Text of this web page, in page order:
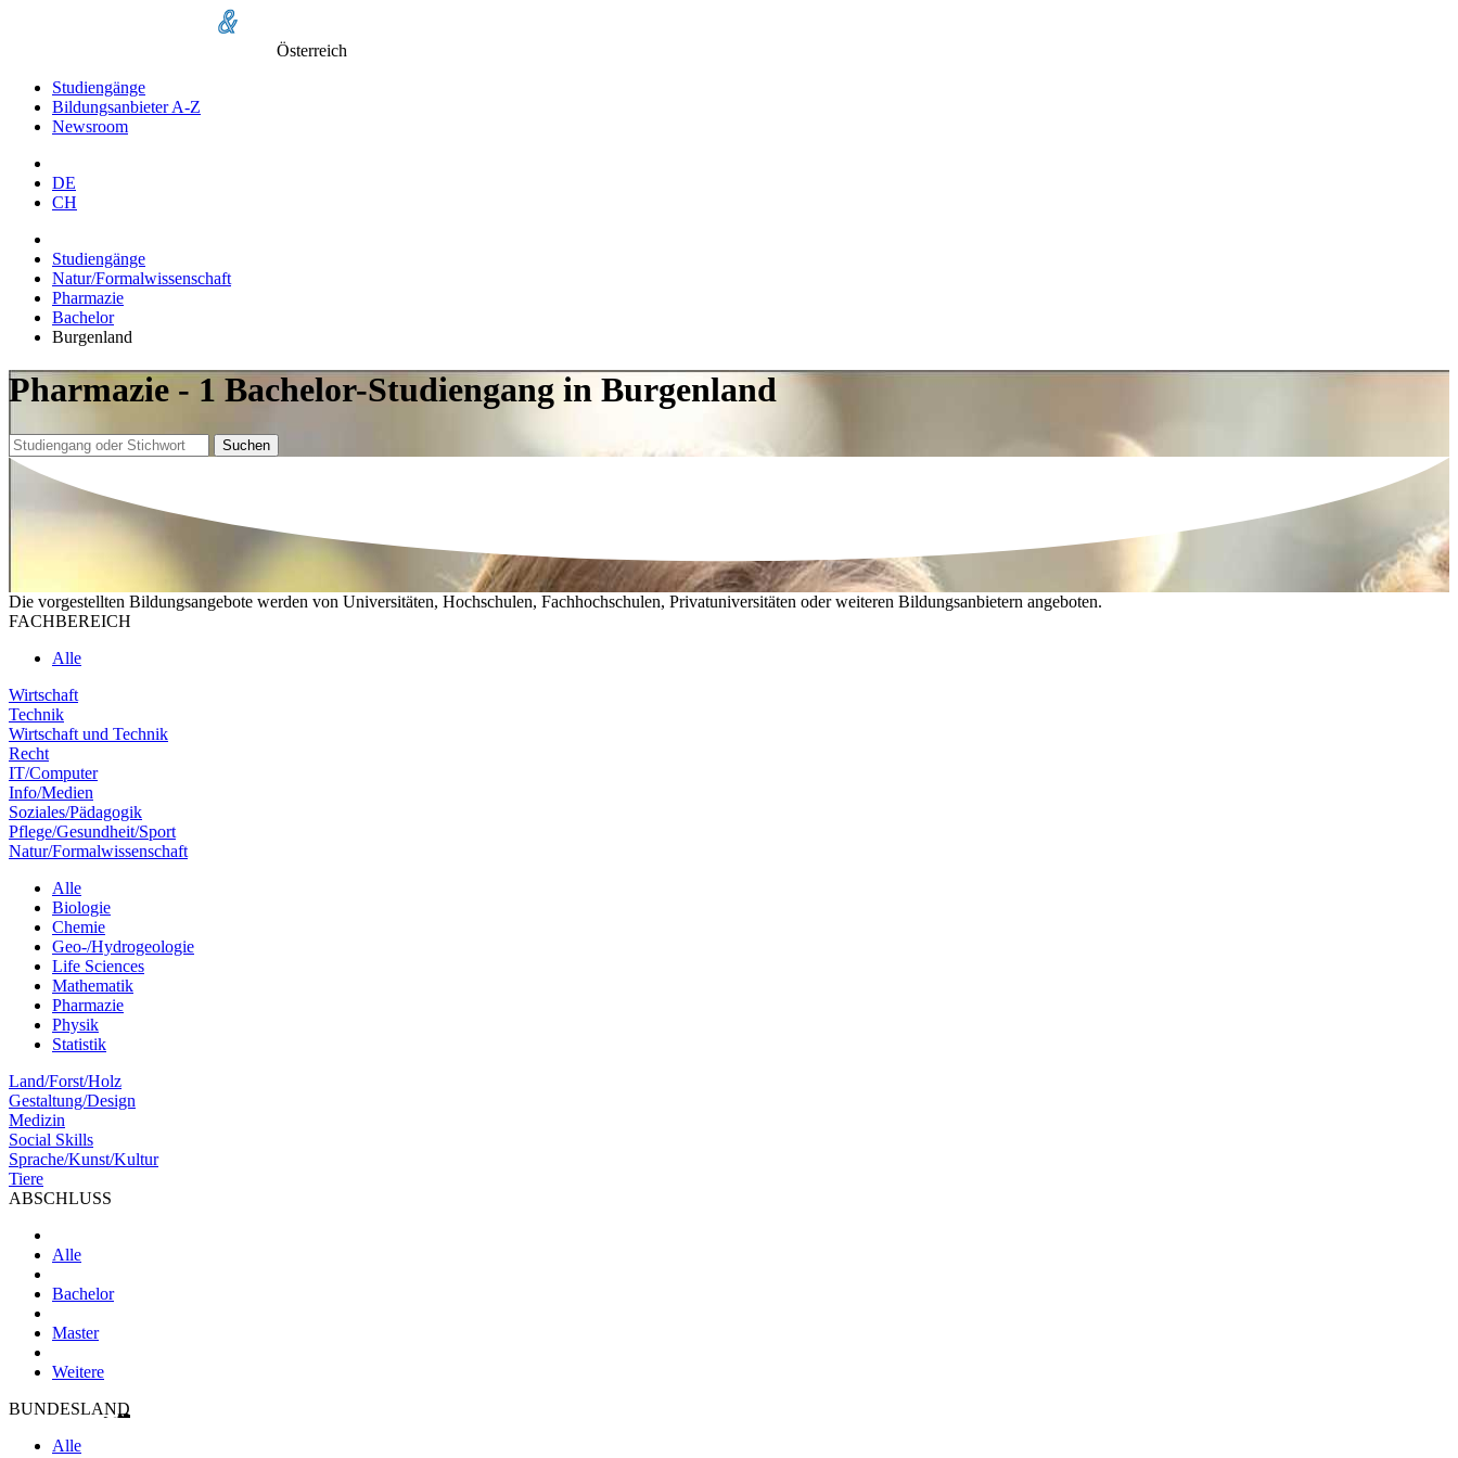
Österreich
Studiengänge
Bildungsanbieter A-Z
Newsroom
DE
CH
Studiengänge
Natur/Formalwissenschaft
Pharmazie
Bachelor
Burgenland
Pharmazie - 1 Bachelor-Studiengang in Burgenland
Suchen
Die vorgestellten Bildungsangebote werden von Universitäten, Hochschulen, Fachhochschulen, Privatuniversitäten oder weiteren Bildungsanbietern angeboten.
FACHBEREICH
Alle
Wirtschaft
Technik
Wirtschaft und Technik
Recht
IT/Computer
Info/Medien
Soziales/Pädagogik
Pflege/Gesundheit/Sport
Natur/Formalwissenschaft
Alle
Biologie
Chemie
Geo-/Hydrogeologie
Life Sciences
Mathematik
Pharmazie
Physik
Statistik
Land/Forst/Holz
Gestaltung/Design
Medizin
Social Skills
Sprache/Kunst/Kultur
Tiere
ABSCHLUSS
Alle
Bachelor
Master
Weitere
BUNDESLAND
Alle